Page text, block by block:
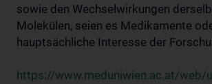
sowie den Wechselwirkungen
Molekülen, seien es Medikamente
hauptsächliche Interesse der
https://www.meduniwien.ac.at/web/